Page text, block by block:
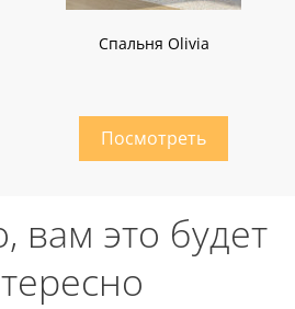
Cпальня Olivia
вам это будет